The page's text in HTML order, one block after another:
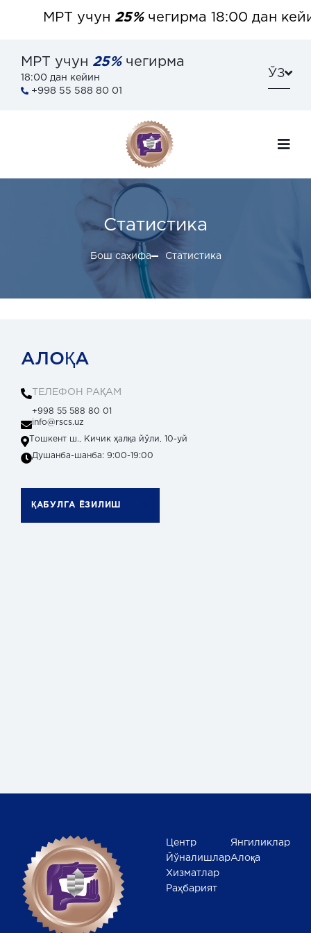
МРТ учун25%чегирма 18:00 дан
МРТ учун 25%чегирма
18:00 дан кейин
+998 55 588 80 01
ЎЗ
Статистика
Бош саҳифа Статистика
АЛОҚА
ТЕЛЕФОН РАҚАМ
+998 55 588 80 01
info@rscs.uz
Тошкент ш., Кичик ҳалқа йўли, 10-уй
Душанба-шанба: 9:00-19:00
ҚАБУЛГА ЁЗИЛИШ
Центр
Йўналишлар
Хизматлар
Раҳбарият
Янгиликлар
Алоқа